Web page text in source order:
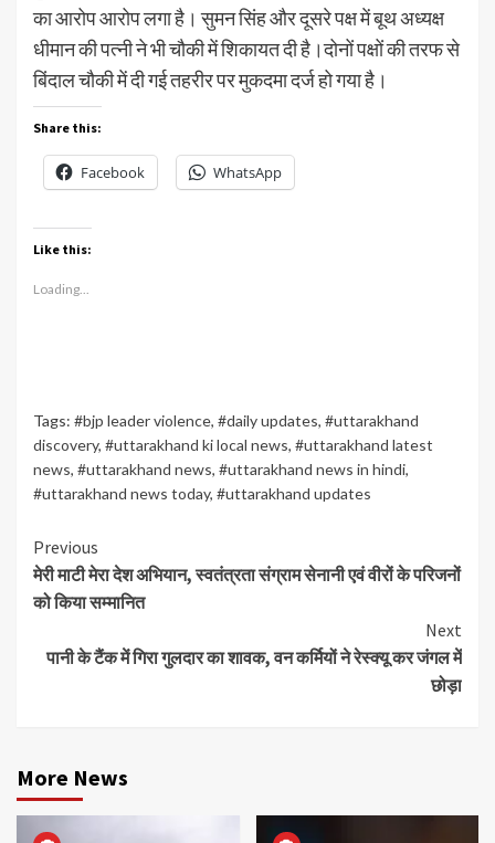
का आरोप आरोप लगा है। सुमन सिंह और दूसरे पक्ष में बूथ अध्यक्ष
धीमान की पत्नी ने भी चौकी में शिकायत दी है।दोनों पक्षों की तरफ से
बिंदाल चौकी में दी गई तहरीर पर मुकदमा दर्ज हो गया है।
Share this:
Facebook WhatsApp
Like this:
Loading...
Tags: #bjp leader violence, #daily updates, #uttarakhand
discovery, #uttarakhand ki local news, #uttarakhand latest
news, #uttarakhand news, #uttarakhand news in hindi,
#uttarakhand news today, #uttarakhand updates
Continue
Reading
Previous
मेरी माटी मेरा देश अभियान, स्वतंत्रता संग्राम सेनानी एवं वीरों के परिजनों
को किया सम्मानित
Next
पानी के टैंक में गिरा गुलदार का शावक, वन कर्मियों ने रेस्क्यू कर जंगल में
छोड़ा
More News